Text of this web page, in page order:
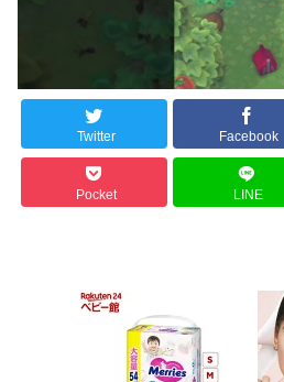
Twitter Facebook
Pocket LINE